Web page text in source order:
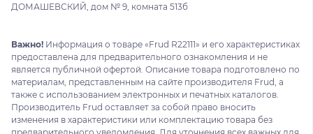
ДОМАШЕВСКИЙ, дом № 9, комната 513б
Важно! Информация о товаре «Frud R22111» и его характеристиках
предоставлена для предварительного ознакомления и не
является публичной офертой. Описание товара подготовлено по
материалам, представленным на сайте производителя Frud, а
также с использованием электронных и печатных каталогов.
Производитель Frud оставляет за собой право вносить
изменения в характеристики или комплектацию товара без
предварительного уведомления. Для уточнения всех важных для